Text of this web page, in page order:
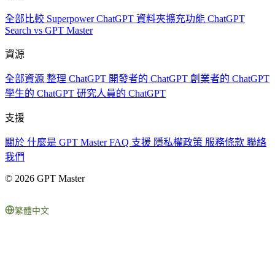
全部比較 Superpower ChatGPT 資料夾擴充功能 ChatGPT
Search vs GPT Master
資源
全部資源 整理 ChatGPT 開發者的 ChatGPT 創業者的 ChatGPT
學生的 ChatGPT 研究人員的 ChatGPT
支援
關於 什麼是 GPT MasterFAQ 支援 隱私權政策 服務條款 聯絡
我們
© 2026 GPT Master
繁體中文